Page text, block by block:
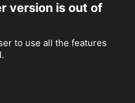
version is out of
to use all the features